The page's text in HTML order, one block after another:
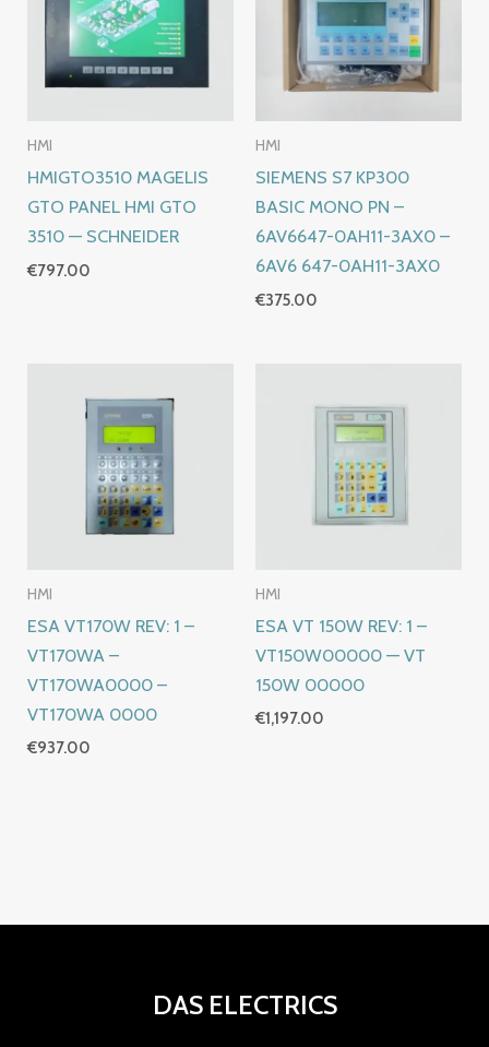
HMI
HMIGTO3510 MAGELIS
GTO PANEL HMI GTO
3510 — SCHNEIDER
€797.00
HMI
SIEMENS S7 KP300
BASIC MONO PN –
6AV6647-0AH11-3AX0 –
6AV6 647-0AH11-3AX0
€375.00
HMI
ESA VT170W REV: 1 –
VT170WA –
VT170WA0000 –
VT170WA 0000
€937.00
HMI
ESA VT 150W REV: 1 –
VT150W00000 — VT
150W 00000
€1,197.00
DAS ELECTRICS